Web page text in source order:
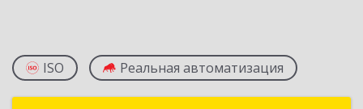
ISO Реальная автоматизация